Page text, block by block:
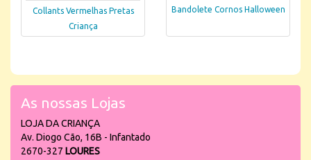
Collants Vermelhas Pretas
Criança
Bandolete Cornos Halloween
As nossas Lojas
LOJA DA CRIANÇA
Av. Diogo Cão, 16B - Infantado
2670-327 LOURES